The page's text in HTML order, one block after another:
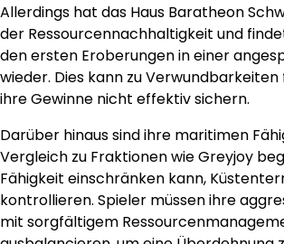
Allerdings hat das Haus Baratheon
der Ressourcennachhaltigkeit und
den ersten Eroberungen in einer
wieder. Dies kann zu Verwundbarkeiten
ihre Gewinne nicht effektiv sichern.
Darüber hinaus sind ihre maritimen
Vergleich zu Fraktionen wie Greyjoy
Fähigkeit einschränken kann,
kontrollieren. Spieler müssen ihre
mit sorgfältigem